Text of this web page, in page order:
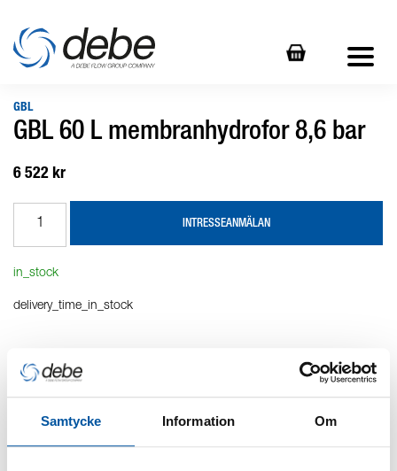
Samtycke Information Om
GBL
GBL 60 L membranhydrofor 8,6 bar
6 522 kr
INTRESSEANMÄLAN
in_stock
delivery_time_in_stock
Produktbeskrivning
Kurvor